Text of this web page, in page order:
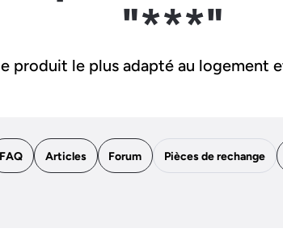
"***"
produit le plus adapté au logement
FAQ Articles Forum Pièces de rechange